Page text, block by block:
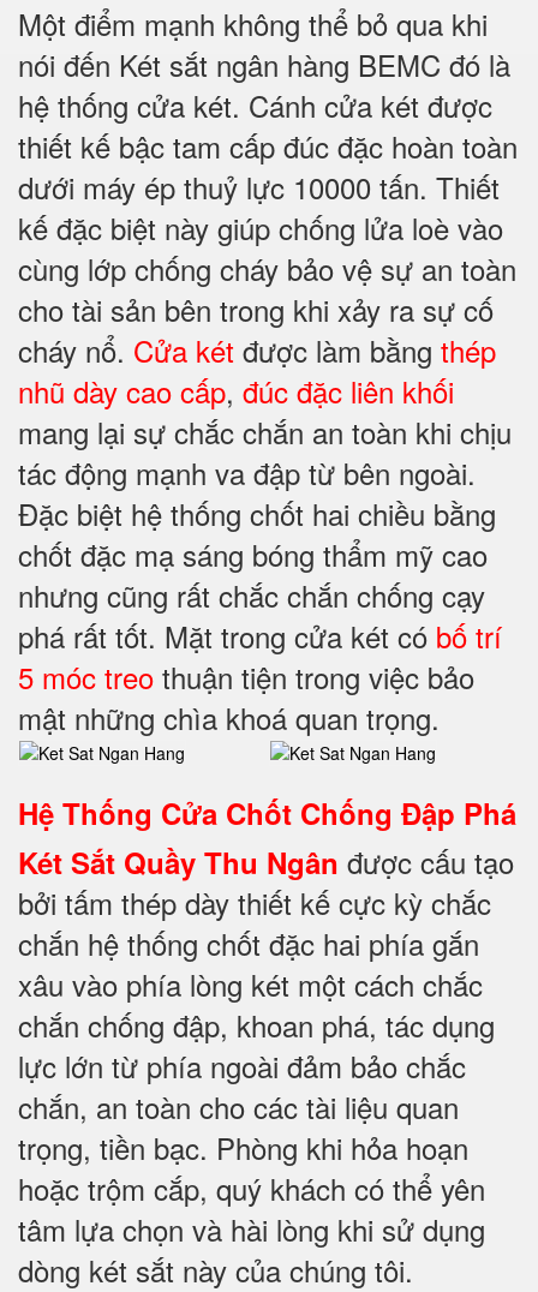
Một điểm mạnh không thể bỏ qua khi
nói đến Két sắt ngân hàng BEMC đó là
hệ thống cửa két. Cánh cửa két được
thiết kế bậc tam cấp đúc đặc hoàn toàn
dưới máy ép thuỷ lực 10000 tấn. Thiết
kế đặc biệt này giúp chống lửa loè vào
cùng lớp chống cháy bảo vệ sự an toàn
cho tài sản bên trong khi xảy ra sự cố
cháy nổ. Cửa két được làm bằng thép
nhũ dày cao cấp, đúc đặc liên khối
mang lại sự chắc chắn an toàn khi chịu
tác động mạnh va đập từ bên ngoài.
Đặc biệt hệ thống chốt hai chiều bằng
chốt đặc mạ sáng bóng thẩm mỹ cao
nhưng cũng rất chắc chắn chống cạy
phá rất tốt. Mặt trong cửa két có bố trí
5 móc treo thuận tiện trong việc bảo
mật những chìa khoá quan trọng.
Hệ Thống Cửa Chốt Chống Đập Phá
Két Sắt Quầy Thu Ngân được cấu tạo
bởi tấm thép dày thiết kế cực kỳ chắc
chắn hệ thống chốt đặc hai phía gắn
xâu vào phía lòng két một cách chắc
chắn chống đập, khoan phá, tác dụng
lực lớn từ phía ngoài đảm bảo chắc
chắn, an toàn cho các tài liệu quan
trọng, tiền bạc. Phòng khi hỏa hoạn
hoặc trộm cắp, quý khách có thể yên
tâm lựa chọn và hài lòng khi sử dụng
dòng két sắt này của chúng tôi.